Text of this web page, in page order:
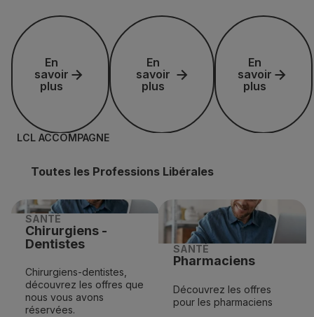
En savoir plus
En
savoir
plus
En savoir plus
En
savoir
plus
En savoir plus
En
savoir
plus
LCL ACCOMPAGNE
Toutes les Professions Libérales
SANTÉ
Chirurgiens -
Dentistes
Chirurgiens-dentistes,
découvrez les offres que
nous vous avons
réservées.
SANTÉ
Pharmaciens
Découvrez les offres
pour les pharmaciens